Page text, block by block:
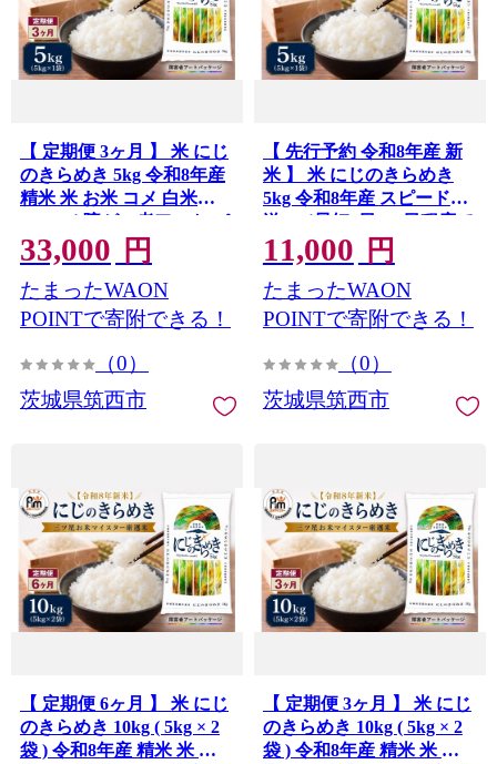
【 定期便 3ヶ月 】 米 にじ
のきらめき 5kg 令和8年産
精米 米 お米 コメ 白米
kome（ 障がい者アート パ
ッケージ ）関東 茨城県 筑
西市 三ツ星 マイスター
33,000 円
たまったWAON
POINTで寄附できる！
（0）
茨城県筑西市
【 先行予約 令和8年産 新
米 】 米 にじのきらめき
5kg 令和8年産 スピード発
送!! （最短2日～7日程度で
発送）精米 米 お米 コメ 白
米 kome（ 障がい者アート
パッケージ ）関東 茨城県
筑西市 三ツ星 マイスター
11,000 円
たまったWAON
POINTで寄附できる！
（0）
茨城県筑西市
【 定期便 6ヶ月 】 米 にじ
のきらめき 10kg ( 5kg × 2
袋 ) 令和8年産 精米 米 お
【 定期便 3ヶ月 】 米 にじ
のきらめき 10kg ( 5kg × 2
袋 ) 令和8年産 精米 米 お